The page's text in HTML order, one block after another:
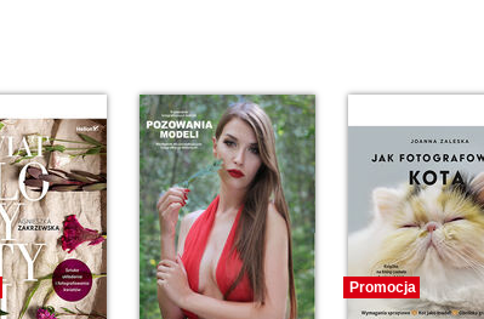
Promocja